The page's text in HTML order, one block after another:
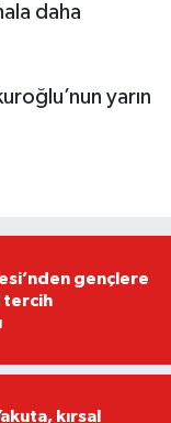
daha
yarın
gençlere
tercih
kırsal